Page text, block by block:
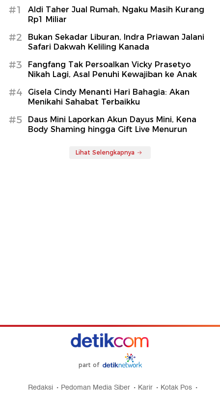
#1
Aldi Taher Jual Rumah, Ngaku Masih Kurang
Rp1 Miliar
#2
Bukan Sekadar Liburan, Indra Priawan Jalani
Safari Dakwah Keliling Kanada
#3
Fangfang Tak Persoalkan Vicky Prasetyo
Nikah Lagi, Asal Penuhi Kewajiban ke Anak
#4
Gisela Cindy Menanti Hari Bahagia: Akan
Menikahi Sahabat Terbaikku
#5
Daus Mini Laporkan Akun Dayus Mini, Kena
Body Shaming hingga Gift Live Menurun
Lihat Selengkapnya
part of
Redaksi Pedoman Media Siber Karir
Kotak Pos